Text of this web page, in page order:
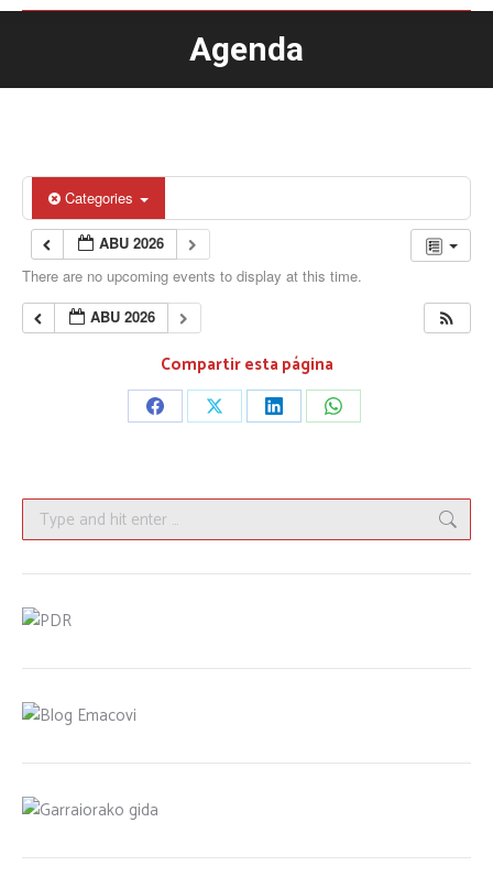
Agenda
You are here:
Categories
ABU 2026
There are no upcoming events to display at this time.
ABU 2026
Compartir esta página
Share Share Share Share
Search: